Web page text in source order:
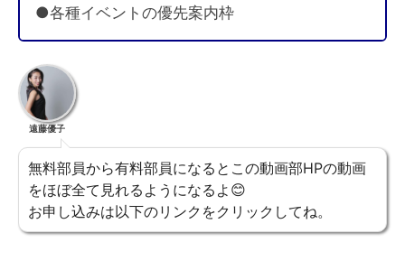
●各種イベントの優先案内枠
遠藤優子
無料部員から有料部員になるとこの動画部HPの動画
をほぼ全て見れるようになるよ😊
お申し込みは以下のリンクをクリックしてね。